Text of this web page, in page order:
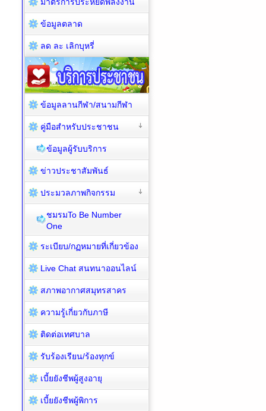
ข้อมูลตลาด
ลด ละ เลิกบุหรี่
ข้อมูลลานกีฬา/สนามกีฬา
คู่มือสำหรับประชาชน
ข้อมูลผู้รับบริการ
ข่าวประชาสัมพันธ์
ประมวลภาพกิจกรรม
ชมรมTo Be Number
One
ระเบียบ/กฏหมายที่เกี่ยวข้อง
Live Chat สนทนาออนไลน์
สภาพอากาศสมุทรสาคร
ความรู้เกี่ยวกับภาษี
ติดต่อเทศบาล
รับร้องเรียน/ร้องทุกข์
เบี้ยยังชีพผู้สูงอายุ
เบี้ยยังชีพผู้พิการ